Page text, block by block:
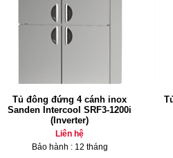
Tủ đông đứng 4 cánh inox
Sanden Intercool SRF3-1200i
(Inverter)
Liên hệ
Bảo hành : 12 tháng